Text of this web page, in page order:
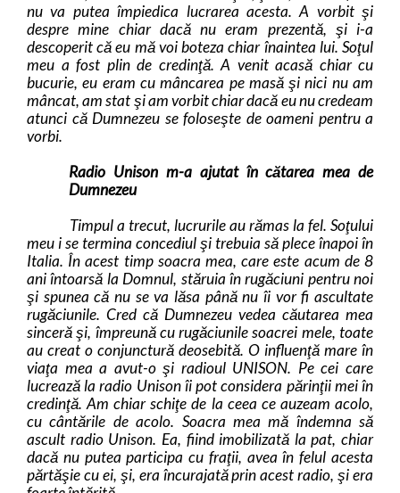
nu va putea împiedica lucrarea acesta. A vorbit şi
despre mine chiar dacă nu eram prezentă, şi i-a
descoperit că eu mă voi boteza chiar înaintea lui. Soţul
meu a fost plin de credinţă. A venit acasă chiar cu
bucurie, eu eram cu mâncarea pe masă şi nici nu am
mâncat, am stat şi am vorbit chiar dacă eu nu credeam
atunci că Dumnezeu se foloseşte de oameni pentru a
vorbi.
Radio Unison m-a ajutat în cătarea mea de
Dumnezeu
Timpul a trecut, lucrurile au rămas la fel. Soţului
meu i se termina concediul şi trebuia să plece înapoi în
Italia. În acest timp soacra mea, care este acum de 8
ani întoarsă la Domnul, stăruia în rugăciuni pentru noi
şi spunea că nu se va lăsa până nu îi vor fi ascultate
rugăciunile. Cred că Dumnezeu vedea căutarea mea
sinceră şi, împreună cu rugăciunile soacrei mele, toate
au creat o conjunctură deosebită. O influenţă mare în
viaţa mea a avut-o şi radioul UNISON. Pe cei care
lucrează la radio Unison îi pot considera părinţii mei în
credinţă. Am chiar schiţe de la ceea ce auzeam acolo,
cu cântările de acolo. Soacra mea mă îndemna să
ascult radio Unison. Ea, fiind imobilizată la pat, chiar
dacă nu putea participa cu fraţii, avea în felul acesta
părtăşie cu ei, şi, era încurajată prin acest radio, şi era